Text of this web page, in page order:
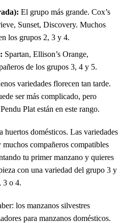
El grupo más grande. Cox’s
Sunset, Discovery. Muchos
los grupos 2, 3 y 4.
Spartan, Ellison’s Orange,
de los grupos 3, 4 y 5.
variedades florecen tan tarde.
ser más complicado, pero
Plat están en este rango.
huertos domésticos. Las variedades
compañeros compatibles
tu primer manzano y quieres
con una variedad del grupo 3 y
3 o 4.
los manzanos silvestres
para manzanos domésticos.